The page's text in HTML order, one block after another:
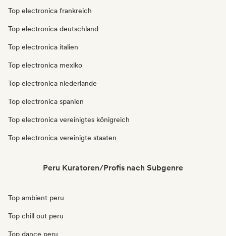
Top electronica frankreich
Top electronica deutschland
Top electronica italien
Top electronica mexiko
Top electronica niederlande
Top electronica spanien
Top electronica vereinigtes königreich
Top electronica vereinigte staaten
Peru Kuratoren/Profis nach Subgenre
Top ambient peru
Top chill out peru
Top dance peru